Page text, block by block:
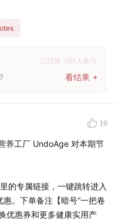
一斤没掉，还长了10多
心，你会无法获得根本
以动起来，去真实体验
：运动这一年对于我，
这里重新建立了我的底
已结束 101 人参与
看结果
10
养工厂 UndoAge 对本期节
的专属链接，一键跳转进入
。下单备注【暗号“一把卷
优惠券和更多健康实用产